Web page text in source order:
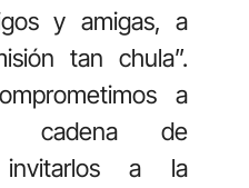
y amigas, a
tan chula”.
a
cadena de
invitarlos a la